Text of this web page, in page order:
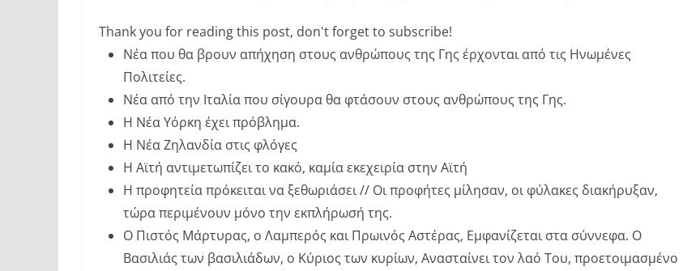
Thank you for reading this post, don't forget to subscribe!
Νέα που θα βρουν απήχηση στους ανθρώπους της Γης έρχονται από τις Ηνωμένες
Πολιτείες.
Νέα από την Ιταλία που σίγουρα θα φτάσουν στους ανθρώπους της Γης.
Η Νέα Υόρκη έχει πρόβλημα.
Η Νέα Ζηλανδία στις φλόγες
Η Αϊτή αντιμετωπίζει το κακό, καμία εκεχειρία στην Αϊτή
Η προφητεία πρόκειται να ξεθωριάσει // Οι προφήτες μίλησαν, οι φύλακες διακήρυξαν,
τώρα περιμένουν μόνο την εκπλήρωσή της.
Ο Πιστός Μάρτυρας, ο Λαμπερός και Πρωινός Αστέρας, Εμφανίζεται στα σύννεφα. Ο
Βασιλιάς των βασιλιάδων, ο Κύριος των κυρίων, Ανασταίνει τον λαό Του, προετοιμασμένο